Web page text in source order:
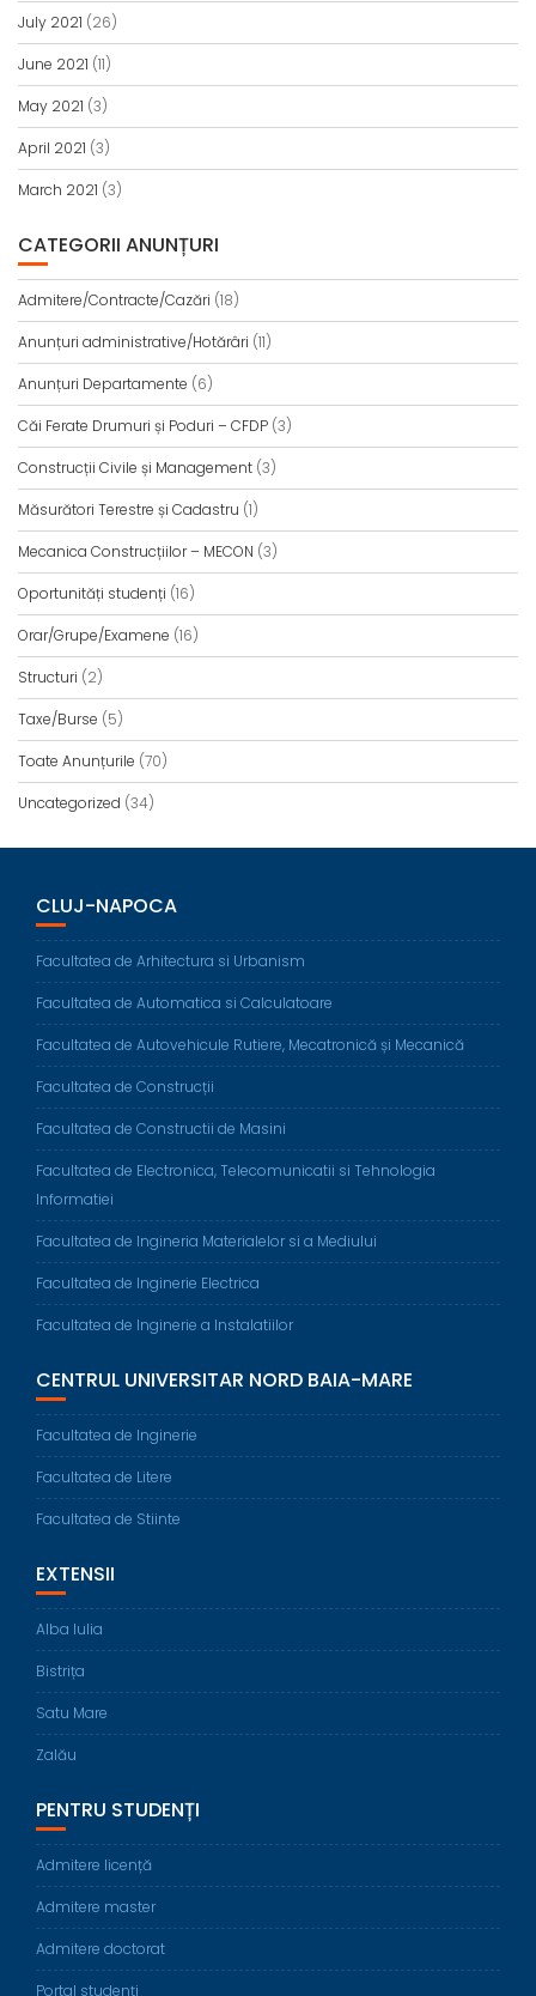
July 2021 (26)
June 2021 (11)
May 2021 (3)
April 2021 (3)
March 2021 (3)
CATEGORII ANUNȚURI
Admitere/Contracte/Cazări (18)
Anunțuri administrative/Hotărâri (11)
Anunțuri Departamente (6)
Căi Ferate Drumuri și Poduri – CFDP (3)
Construcții Civile și Management (3)
Măsurători Terestre și Cadastru (1)
Mecanica Construcțiilor – MECON (3)
Oportunități studenți (16)
Orar/Grupe/Examene (16)
Structuri (2)
Taxe/Burse (5)
Toate Anunțurile (70)
Uncategorized (34)
CLUJ-NAPOCA
Facultatea de Arhitectura si Urbanism
Facultatea de Automatica si Calculatoare
Facultatea de Autovehicule Rutiere, Mecatronică și Mecanică
Facultatea de Construcții
Facultatea de Constructii de Masini
Facultatea de Electronica, Telecomunicatii si Tehnologia
Informatiei
Facultatea de Ingineria Materialelor si a Mediului
Facultatea de Inginerie Electrica
Facultatea de Inginerie a Instalatiilor
CENTRUL UNIVERSITAR NORD BAIA-MARE
Facultatea de Inginerie
Facultatea de Litere
Facultatea de Stiinte
EXTENSII
Alba Iulia
Bistrița
Satu Mare
Zalău
PENTRU STUDENȚI
Admitere licență
Admitere master
Admitere doctorat
Portal studenți